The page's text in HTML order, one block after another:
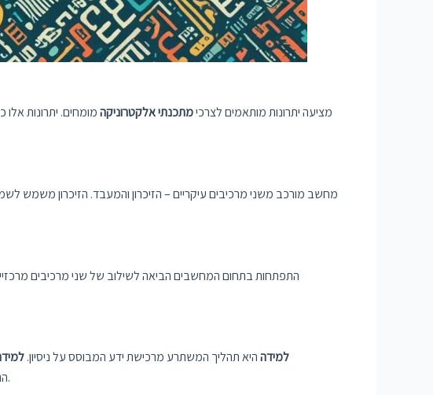
IDE כמו Sublime Text מציעה יתרונות מותאמים לצרכימתכנתי אלקטרוניקהמומחים. יתרונות
מחשב מורכב משני מרכיבים עיקריים – הזיכרון והמעבד. הזיכרון משמש
התפתחות בתחום המחשבים הביאה לשילוב של שני מרכיבים
למידההיא תהליך המשתרע מרכישת ידע המבוסס על ניסיון.
שמאפשר אחזור מידע מאוחר יותר ושינויים פיזיים במוח.